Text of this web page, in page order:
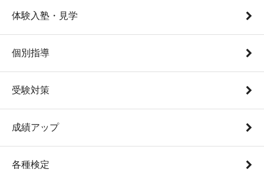
体験入塾・見学
個別指導
受験対策
成績アップ
各種検定